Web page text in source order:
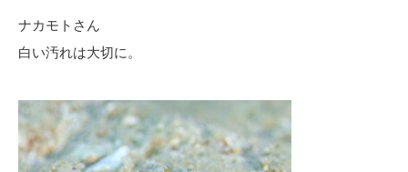
ナカモトさん
白い汚れは大切に。